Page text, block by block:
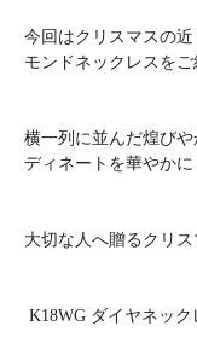
今回はクリスマスの
モンドネックレスをご
横一列に並んだ煌び
ディネートを華やかに
大切な人へ贈るクリ
K18WG ダイヤネック